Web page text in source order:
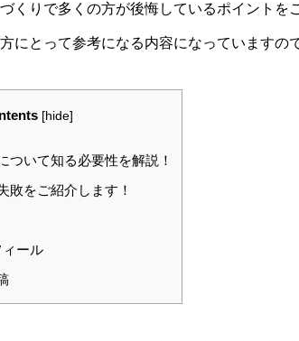
くりで多くの方が後悔しているポイントを
にとって参考になる内容になっていますの
[hide]
ついて知る必要性を解説！
敗をご紹介します！
ール